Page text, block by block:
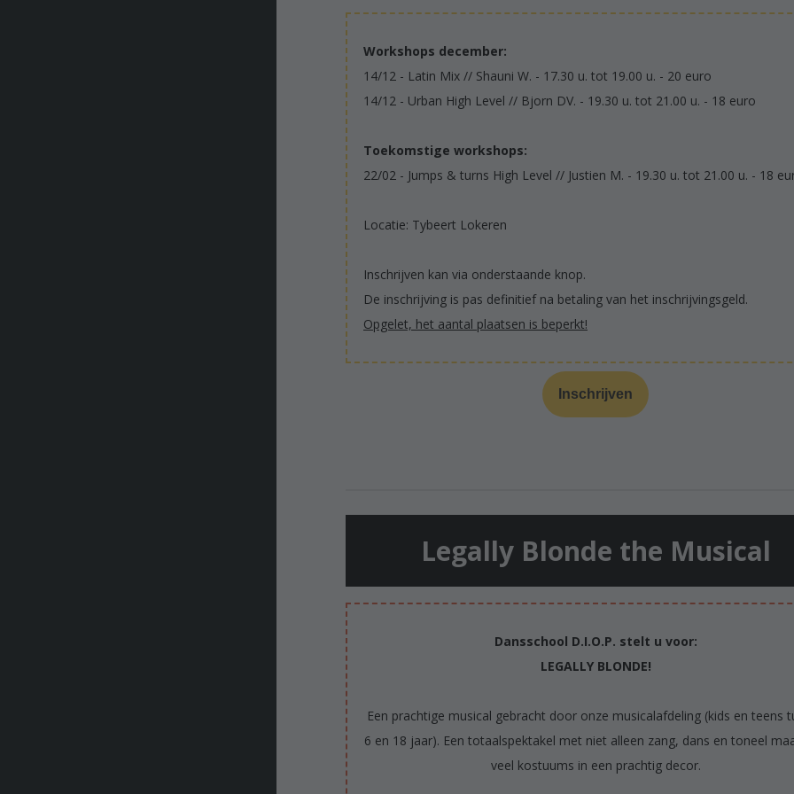
Workshops december:
14/12 - Latin Mix // Shauni W. - 17.30 u. tot 19.00 u. - 20 euro
14/12 - Urban High Level // Bjorn DV. - 19.30 u. tot 21.00 u. - 18 euro
Toekomstige workshops:
22/02 - Jumps & turns High Level // Justien M. - 19.30 u. tot 21.00 u. - 18
Locatie: Tybeert Lokeren
Inschrijven kan via onderstaande knop.
De inschrijving is pas definitief na betaling van het inschrijvingsgeld.
Opgelet, het aantal plaatsen is beperkt!
Inschrijven
Legally Blonde the Musical
Dansschool D.I.O.P. stelt u voor:
LEGALLY BLONDE!
Een prachtige musical gebracht door onze musicalafdeling (kids en teens
6 en 18 jaar). Een totaalspektakel met niet alleen zang, dans en toneel
veel kostuums in een prachtig decor.